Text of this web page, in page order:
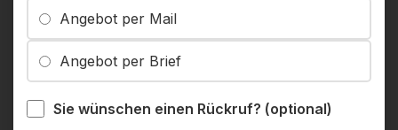
Angebot per Mail
Angebot per Brief
Sie wünschen einen Rückruf? (optional)